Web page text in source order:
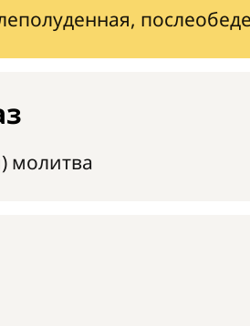
молитва